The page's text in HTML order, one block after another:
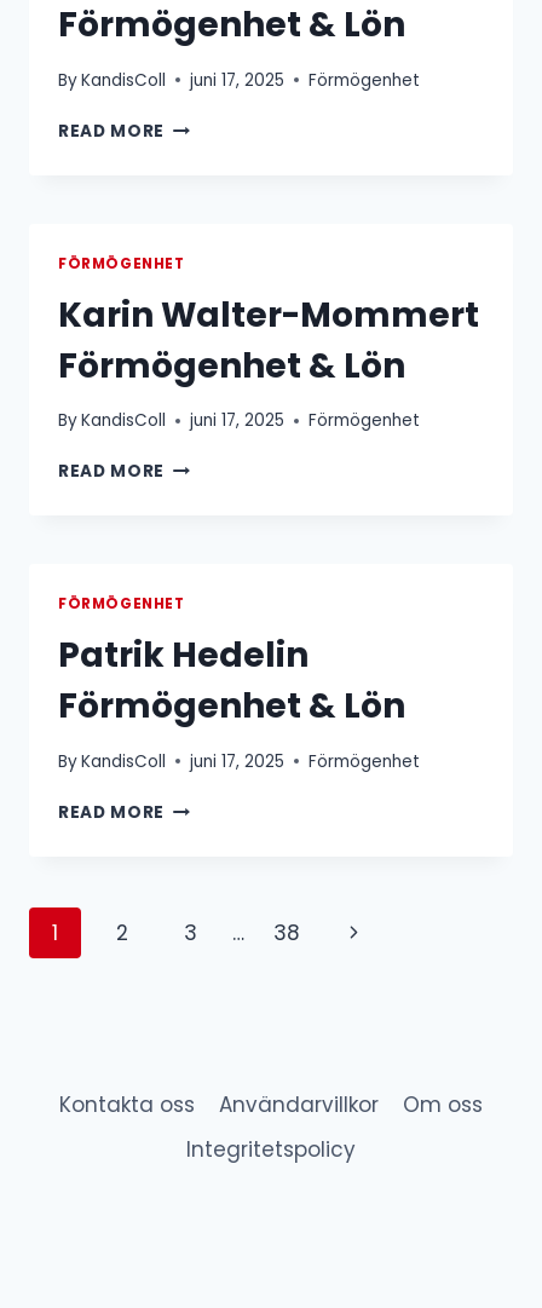
Förmögenhet & Lön
ByKandisColl juni 17, 2025 Förmögenhet
READ MORE LEIF
FÖRMÖGENHET
Karin Walter-Mommert
Förmögenhet & Lön
ByKandisColl juni 17, 2025 Förmögenhet
READ MORE KARIN
LÖN
FÖRMÖGENHET
Patrik Hedelin
Förmögenhet & Lön
ByKandisColl juni 17, 2025 Förmögenhet
READ MORE PATRIK
Page
1 2 3 … 38
Next
Kontakta oss Användarvillkor
Om oss
Integritetspolicy